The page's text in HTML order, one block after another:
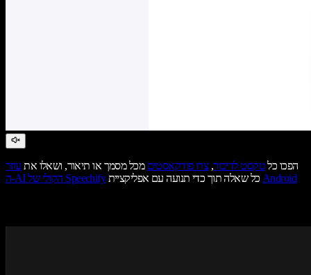
הפכו כלטקסט לדיבור,צרו פודקאסטים מכל מסמך או תיאור, ושאלו את עוזר
ה-AI הקולי של Speechify
כל שאלה תוך כדי תנועה עם אפליקצייתAndroid